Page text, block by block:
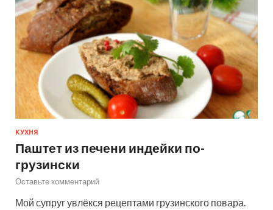
КУХНЯ
Паштет из печени индейки по-
грузински
Оставьте комментарий
Мой супруг увлёкся рецептами грузинского повара.